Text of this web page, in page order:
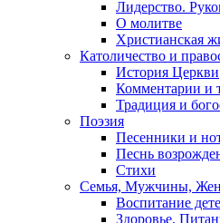
Лидерство.
О молитве
Христианская
Католичество и
История Церкви
Комментарии и
Традиция и
Поэзия
Песенники и
Песнь
Стихи
Семья, Мужчины,
Воспитание
Здоровье.